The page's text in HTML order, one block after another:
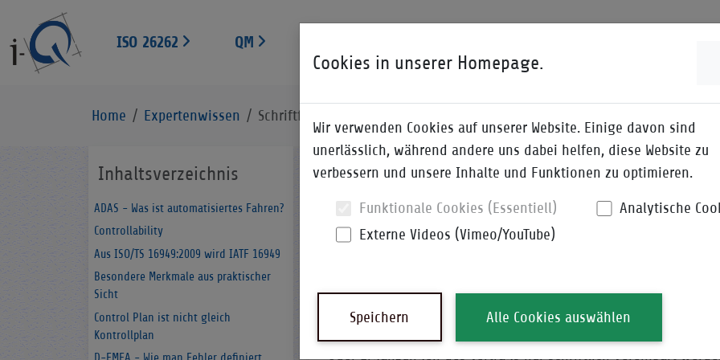
ISO 26262 QM
Home Expertenwissen Schriftformklauseln und mündliche Vereinbarungen
Inhaltsverzeichnis
ADAS - Was ist automatisiertes Fahren?
Controllability
Aus ISO/TS 16949:2009 wird IATF 16949
Besondere Merkmale aus praktischer
Sicht
Control Plan ist nicht gleich
Kontrollplan
Schriftformklauseln
Schriftformklauseln finden sich heute in fast allen schriftlichen
oder Ergänzungen des Vertrags nur schriftlich vereinbart
Cookies in unserer Homepage.
Wir verwenden Cookies auf unserer Website. Einige davon sind
unerlässlich, während andere uns dabei helfen, diese Website zu
verbessern und unsere Inhalte und Funktionen zu optimieren.
Funktionale Cookies (Essentiell)
Analytische
Externe Videos (Vimeo/YouTube)
Speichern Alle Cookies auswählen